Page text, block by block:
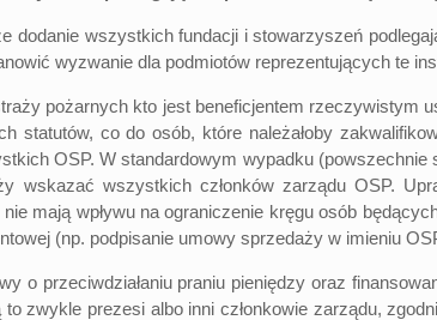
wszystkich fundacji i stowarzyszeń
wyzwanie dla podmiotów reprezentujących te
pożarnych kto jest beneficjentem rzeczywistym
statutów, co do osób, które należałoby
OSP. W standardowym wypadku
wskazać wszystkich członków zarządu OSP.
mają wpływu na ograniczenie kręgu osób
(np. podpisanie umowy sprzedaży w imieniu
praniu pieniędzy oraz
zwykle prezesi albo inni członkowie zarządu,